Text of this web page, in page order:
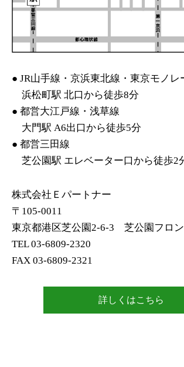
● JR山手線・京浜東北線・東京モノレ
浜松町駅 北口から徒歩8分
● 都営大江戸線・浅草線
大門駅 A6出口から徒歩5分
● 都営三田線
芝公園駅 エレベーター口から徒歩2
株式会社Ｅパートナー
〒 105-0011
東京都港区芝公園2-6-3 芝公園フロ
TEL 03-6809-2320
FAX 03-6809-2321
詳しくはこちら